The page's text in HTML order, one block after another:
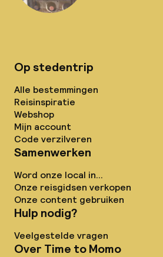
Op stedentrip
Alle bestemmingen
Reisinspiratie
Webshop
Mijn account
Code verzilveren
Samenwerken
Word onze local in...
Onze reisgidsen verkopen
Onze content gebruiken
Hulp nodig?
Veelgestelde vragen
Over Time to Momo